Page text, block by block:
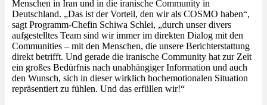
Menschen in Iran und in die iranische Community in
Deutschland. „Das ist der Vorteil, den wir als COSMO haben“,
sagt Programm-Chefin Schiwa Schlei, „durch unser divers
aufgestelltes Team sind wir immer im direkten Dialog mit den
Communities – mit den Menschen, die unsere Berichterstattung
direkt betrifft. Und gerade die iranische Community hat zur Zeit
ein großes Bedürfnis nach unabhängiger Information und auch
den Wunsch, sich in dieser wirklich hochemotionalen Situation
repräsentiert zu fühlen. Und das erfüllen wir!“